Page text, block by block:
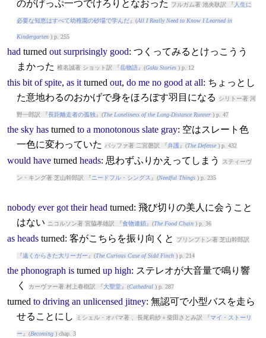
のがげっぷ一つでけろりとなおった
フルガム著 池央耿訳 『 人生に
必要な知恵はすべて幼稚園の砂場で学んだ』(All I Really Need to Know I Learned in
Kindergarten) p. 255
had turned out surprisingly good: つくってみるとけっこうう
まかった 椎名誠著 ショット訳 『岳物語』(Gaku Stories) p. 12
this bit of spite, as it turned out, do me no good at all: ちょっとし
た意地わるのおかげで身をほろぼす羽目になる
シリトー著 河
野一郎訳 『長距離走者の孤独 』(The Loneliness of the Long-Distance Runner) p. 47
the sky has turned to a monotonous slate gray: 空はスレート色
一色に変わっていた
バッファ著 二宮磬訳 『弁護』(The Defense) p. 432
would have turned heads: 思わずふりかえってしまう スティーヴ
ン・キング著 芝山幹郎訳 『 ニードフル・シングス 』(Needful Things) p. 235
nobody ever got their head turned: 飛び切りの美人に会うこと
はない
ニコルソン著 宮脇孝雄訳 『食物連鎖 』(The Food Chain) p. 36
as heads turned: 客がこちらを振り向くと プリンプトン著 芝山幹郎訳
『遠くからきた大リーガー 』(The Curious Case of Sidd Finch) p. 214
the phonograph is turned up high: ステレオが大音量で鳴り響
く
カーヴァー著 村上春樹訳 『大聖堂』(Cathedral) p. 287
turned to driving an unlicensed jitney: 無認可で小型バスを走ら
せることにし
ミシェル・オバマ著 、長尾莉紗＋柴田さとみ訳 『マイ・ストーリ
ー 』(Becoming) chap. 3